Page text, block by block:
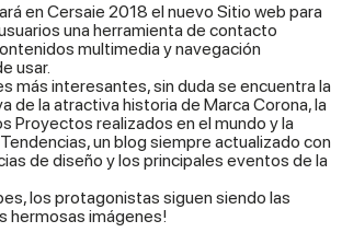
en Cersaie 2018 el nuevo Sitio web para
una herramienta de contacto
multimedia y navegación
usar.
más interesantes, sin duda se encuentra la
de la atractiva historia de Marca Corona, la
Proyectos realizados en el mundo y la
un blog siempre actualizado con
de diseño y los principales eventos de la
los protagonistas siguen siendo las
hermosas imágenes!